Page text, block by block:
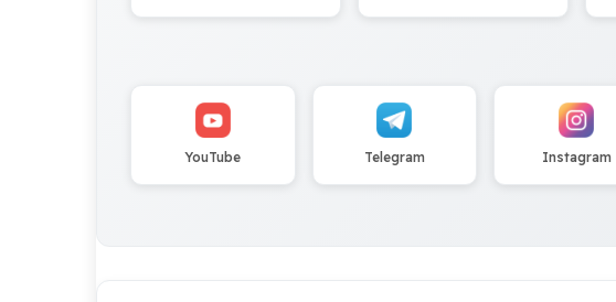
Instagram
Telegram
YouTube